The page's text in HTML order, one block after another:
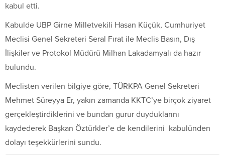
kabul etti.
Kabulde UBP Girne Milletvekili Hasan Küçük, Cumhuriyet
Meclisi Genel Sekreteri Seral Fırat ile Meclis Basın, Dış
İlişkiler ve Protokol Müdürü Milhan Lakadamyalı da hazır
bulundu.
Meclisten verilen bilgiye göre, TÜRKPA Genel Sekreteri
Mehmet Süreyya Er, yakın zamanda KKTC’ye birçok ziyaret
gerçekleştirdiklerini ve bundan gurur duyduklarını
kaydederek Başkan Öztürkler’e de kendilerini kabulünden
dolayı teşekkürlerini sundu.